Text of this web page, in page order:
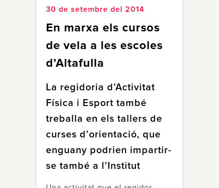
30 de setembre del 2014
En marxa els cursos
de vela a les escoles
d’Altafulla
La regidoria d’Activitat
Física i Esport també
treballa en els tallers de
curses d’orientació, que
enguany podrien impartir-
se també a l’Institut